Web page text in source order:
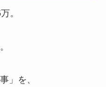
。
」を、